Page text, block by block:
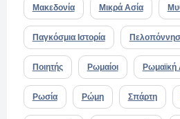
Μακεδονία Μικρά Ασία
Παγκόσμια Ιστορία
Ποιητής Ρωμαίοι Ρωμαϊκή
Ρωσία Ρώμη Σπάρτη